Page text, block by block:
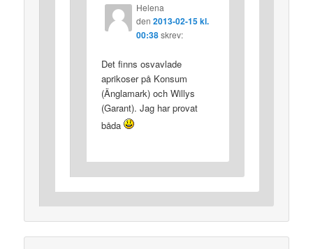
Helena
den 2013-02-15 kl.
00:38skrev:
Det finns osvavlade
aprikoser på Konsum
(Änglamark) och Willys
(Garant). Jag har provat
båda